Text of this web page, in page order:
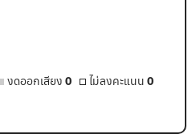
งดออกเสียง 0 ไม่ลงคะแนน 0